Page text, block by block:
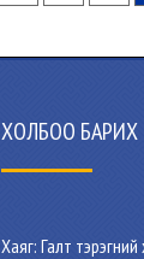
ХОЛБОО БАРИХ
Хаяг: Галт